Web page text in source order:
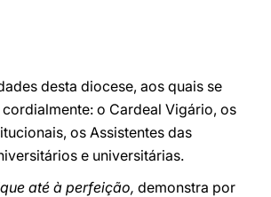
desta diocese, aos quais se
o Cardeal Vigário, os
os Assistentes das
e universitárias.
até à perfeição, demonstra por